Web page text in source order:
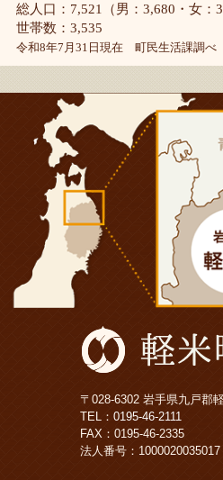
総人口：7,521（男：3,680・女：
世帯数：3,535
令和8年7月31日現在 町民生活課調べ
〒028-6302 岩手県九戸郡
TEL： 0195-46-2111
FAX：0195-46-2335
法人番号：1000020035017